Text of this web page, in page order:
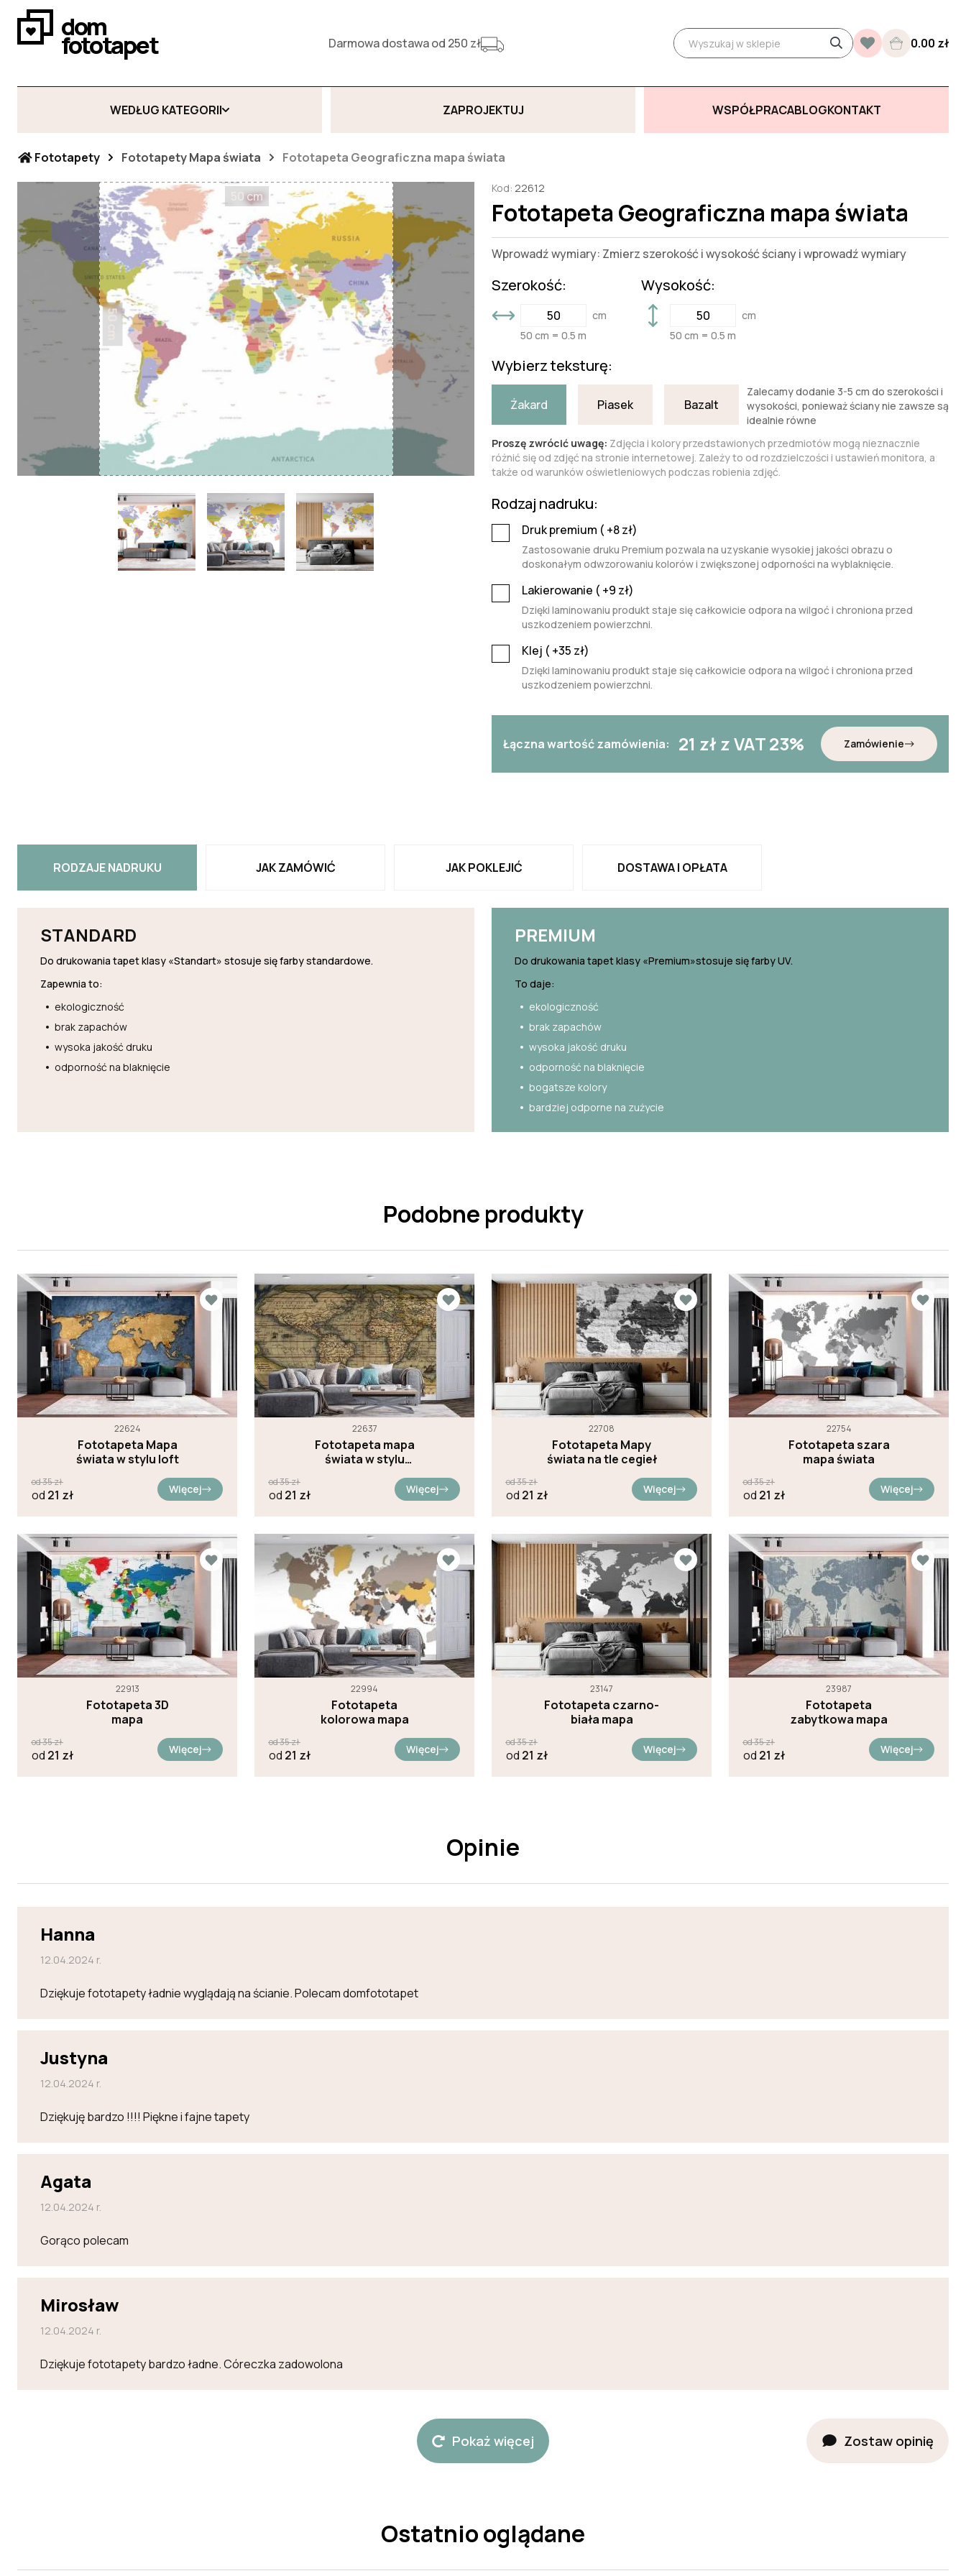
dom
fototapet Darmowa dostawa od 250 zł 0.00 zł
WEDŁUG KATEGORII ZAPROJEKTUJ WSPÓŁPRACABLOGKONTAKT
Fototapety Fototapety Mapa świata Fototapeta Geograficzna mapa świata
50 cm
50 cm
Kod: 22612
Fototapeta Geograficzna mapa świata
Wprowadź wymiary: Zmierz szerokość i wysokość ściany i wprowadź wymiary
Szerokość:
cm
50 cm = 0.5 m
Wysokość:
cm
50 cm = 0.5 m
Wybierz teksturę:
Żakard Piasek Bazalt
Zalecamy dodanie 3-5 cm do szerokości i
wysokości, ponieważ ściany nie zawsze są
idealnie równe
Proszę zwrócić uwagę: Zdjęcia i kolory przedstawionych przedmiotów mogą nieznacznie
różnić się od zdjęć na stronie internetowej. Zależy to od rozdzielczości i ustawień monitora, a
także od warunków oświetleniowych podczas robienia zdjęć.
Rodzaj nadruku:
Druk premium ( +8zł)
Zastosowanie druku Premium pozwala na uzyskanie wysokiej jakości obrazu o
doskonałym odwzorowaniu kolorów i zwiększonej odporności na wyblaknięcie.
Lakierowanie ( +9 zł)
Dzięki laminowaniu produkt staje się całkowicie odpora na wilgoć i chroniona przed
uszkodzeniem powierzchni.
Klej ( +35 zł)
Dzięki laminowaniu produkt staje się całkowicie odpora na wilgoć i chroniona przed
uszkodzeniem powierzchni.
Łączna wartość zamówienia: 21 zł z VAT 23% Zamówienie
RODZAJE NADRUKU JAK ZAMÓWIĆ JAK POKLEJIĆ DOSTAWA I OPŁATA
STANDARD
Do drukowania tapet klasy «Standart» stosuje się farby standardowe.
Zapewnia to:
ekologiczność
brak zapachów
wysoka jakość druku
odporność na blaknięcie
PREMIUM
Do drukowania tapet klasy «Premium»stosuje się farby UV.
To daje:
ekologiczność
brak zapachów
wysoka jakość druku
odporność na blaknięcie
bogatsze kolory
bardziej odporne na zużycie
Podobne produkty
22624
Fototapeta Mapa
świata w stylu loft
od35zł
od 21 zł Więcej
22637
Fototapeta mapa
świata w stylu
od35zł
od 21 zł Więcej
22708
Fototapeta Mapy
świata na tle cegieł
od35zł
od 21 zł Więcej
22754
Fototapeta szara
mapa świata
od35zł
od 21 zł Więcej
22913
Fototapeta 3D
mapa
od35zł
od 21 zł Więcej
22994
Fototapeta
kolorowa mapa
od35zł
od 21 zł Więcej
23147
Fototapeta czarno-
biała mapa
od35zł
od 21 zł Więcej
23987
Fototapeta
zabytkowa mapa
od35zł
od 21 zł Więcej
Opinie
Hanna
12.04.2024 r.
Dziękuje fototapety ładnie wyglądają na ścianie. Polecam domfototapet
Justyna
12.04.2024 r.
Dziękuję bardzo !!!! Piękne i fajne tapety
Agata
12.04.2024 r.
Gorąco polecam
Mirosław
12.04.2024 r.
Dziękuje fototapety bardzo ładne. Córeczka zadowolona
Pokaż więcej Zostaw opinię
Ostatnio oglądane